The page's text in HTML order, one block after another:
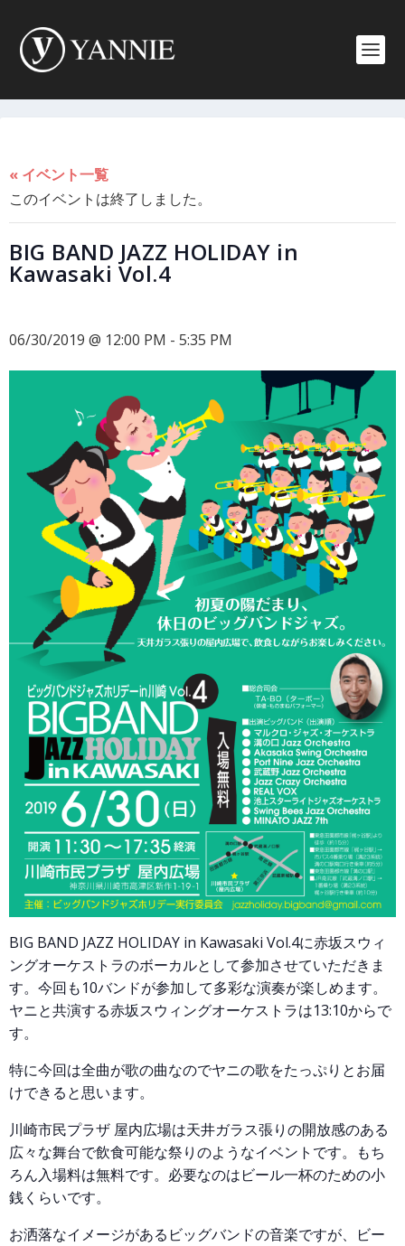
« イベント一覧
このイベントは終了しました。
BIG BAND JAZZ HOLIDAY in
Kawasaki Vol.4
06/30/2019 @ 12:00 PM - 5:35 PM
BIG BAND JAZZ HOLIDAY in Kawasaki Vol.4に赤坂スウィ
ングオーケストラのボーカルとして参加させていただきま
す。今回も10バンドが参加して多彩な演奏が楽しめます。
ヤニと共演する赤坂スウィングオーケストラは13:10からで
す。
特に今回は全曲が歌の曲なのでヤニの歌をたっぷりとお届
けできると思います。
川崎市民プラザ 屋内広場は天井ガラス張りの開放感のある
広々な舞台で飲食可能な祭りのようなイベントです。もち
ろん入場料は無料です。必要なのはビール一杯のための小
銭くらいです。
お洒落なイメージがあるビッグバンドの音楽ですが、ビー